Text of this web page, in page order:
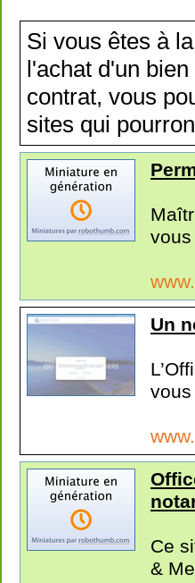
Si vous êtes à
l'achat d'un
contrat, vous
sites qui
vous
Un
Ce
&